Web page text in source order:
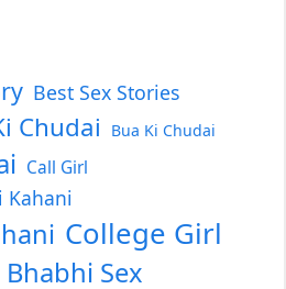
Best Sex Stories
Chudai Bua Ki Chudai
Call Girl
Kahani
College Girl
Bhabhi Sex